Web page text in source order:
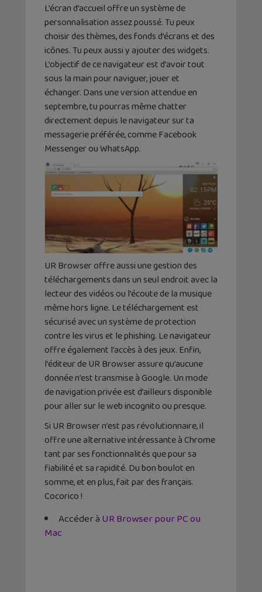
L’écran d’accueil offre un système de
personnalisation assez poussé. Tu peux
choisir des thèmes, des fonds d’écrans et des
icônes. Tu peux aussi y ajouter des widgets.
L’objectif de ce navigateur est d’avoir tout
sous la main pour naviguer, jouer et
échanger. Dans une version attendue en
septembre, tu pourras même chatter
directement depuis le navigateur sur ta
messagerie préférée, comme Facebook
Messenger ou WhatsApp.
UR Browser offre aussi une gestion des
téléchargements dans un seul endroit avec la
lecteur des vidéos ou l’écoute de la musique
même hors ligne. Le téléchargement est
sécurisé avec un système de protection
contre les virus et le phishing. Le navigateur
offre également l’accès à des jeux. Enfin,
l’éditeur de UR Browser assure qu’aucune
donnée n’est transmise à Google. Un mode
de navigation privée est d’ailleurs disponible
pour aller sur le web incognito ou presque.
Si UR Browser n’est pas révolutionnaire, il
offre une alternative intéressante à Chrome
tant par ses fonctionnalités que pour sa
fiabilité et sa rapidité. Du bon boulot en
somme, et en plus, fait par des français.
Cocorico !
Accéder àUR Browser pour PC ou
Mac